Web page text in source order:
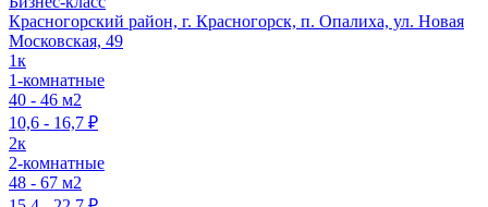
Красногорский район, г. Красногорск, п. Опалиха, ул. Новая
Московская, 49
1к
1-комнатные
40 - 46 м2
10,6 - 16,7 ₽
2к
2-комнатные
48 - 67 м2